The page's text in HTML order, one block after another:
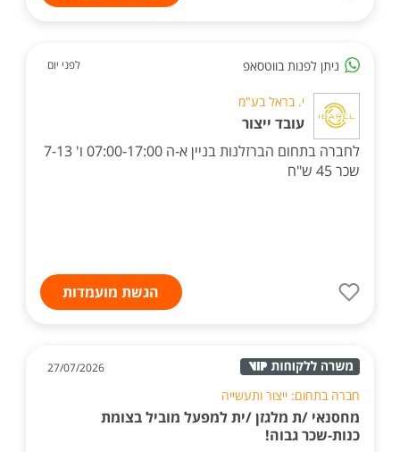
ניתן לפנות בווטסאפ לפני יום
י. בראל בע"מ
עובד ייצור
לחברה בתחום הברזלנות בניין א-ה 07:00-17:00 ו' 7-13
שכר 45 ש"ח
הגשת מועמדות
27/07/2026
חברה בתחום: ייצור ותעשייה
מחסנאי /ת מלגזן /ית למפעל מוביל בצומת
כנות-שכר גבוה!